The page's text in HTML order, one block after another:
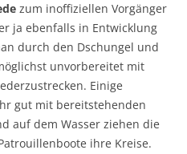
zum inoffiziellen Vorgänger
ja ebenfalls in Entwicklung
durch den Dschungel und
unvorbereitet mit
Einige
gut mit bereitstehenden
auf dem Wasser ziehen die
ihre Kreise.